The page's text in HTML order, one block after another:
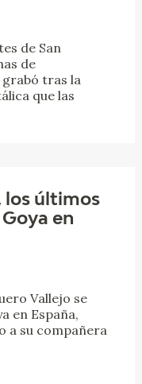
de San
de
grabó tras la
que las
los últimos
en
Vallejo se
en España,
a su compañera